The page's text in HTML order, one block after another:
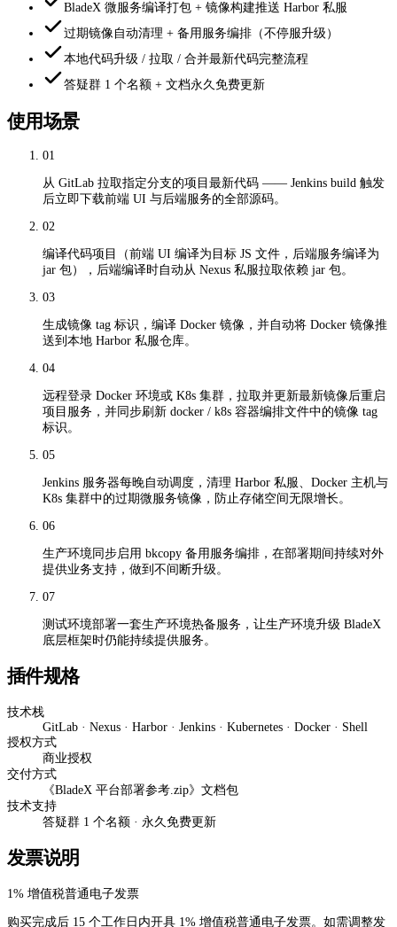
BladeX 微服务编译打包 + 镜像构建推送 Harbor 私服
过期镜像自动清理 + 备用服务编排（不停服升级）
本地代码升级 / 拉取 / 合并最新代码完整流程
答疑群 1 个名额 + 文档永久免费更新
使用场景
01
从 GitLab 拉取指定分支的项目最新代码 —— Jenkins build 触发
后立即下载前端 UI 与后端服务的全部源码。
02
编译代码项目（前端 UI 编译为目标 JS 文件，后端服务编译为
jar 包），后端编译时自动从 Nexus 私服拉取依赖 jar 包。
03
生成镜像 tag 标识，编译 Docker 镜像，并自动将 Docker 镜像推
送到本地 Harbor 私服仓库。
04
远程登录 Docker 环境或 K8s 集群，拉取并更新最新镜像后重启
项目服务，并同步刷新 docker / k8s 容器编排文件中的镜像 tag
标识。
05
Jenkins 服务器每晚自动调度，清理 Harbor 私服、Docker 主机与
K8s 集群中的过期微服务镜像，防止存储空间无限增长。
06
生产环境同步启用 bkcopy 备用服务编排，在部署期间持续对外
提供业务支持，做到不间断升级。
07
测试环境部署一套生产环境热备服务，让生产环境升级 BladeX
底层框架时仍能持续提供服务。
插件规格
技术栈
GitLab · Nexus · Harbor · Jenkins · Kubernetes · Docker · Shell
授权方式
商业授权
交付方式
《BladeX 平台部署参考.zip》文档包
技术支持
答疑群 1 个名额 · 永久免费更新
发票说明
1% 增值税普通电子发票
购买完成后 15 个工作日内开具 1% 增值税普通电子发票。如需调整发